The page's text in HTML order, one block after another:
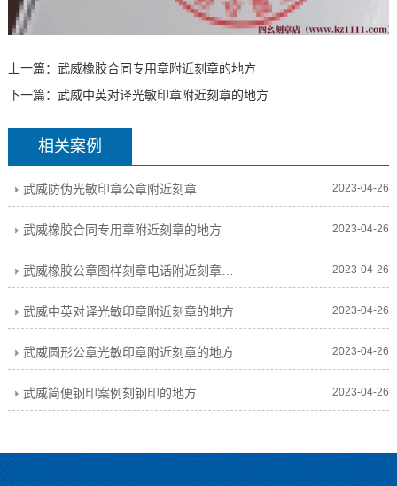
上一篇： 武威橡胶合同专用章附近刻章的地方
下一篇： 武威中英对译光敏印章附近刻章的地方
相关案例
武威防伪光敏印章公章附近刻章 2023-04-26
武威橡胶合同专用章附近刻章的地方 2023-04-26
武威橡胶公章图样刻章电话附近刻章的地方 2023-04-26
武威中英对译光敏印章附近刻章的地方 2023-04-26
武威圆形公章光敏印章附近刻章的地方 2023-04-26
武威简便钢印案例刻钢印的地方 2023-04-26